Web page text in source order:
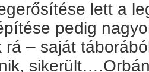
lett a
pedig
rá – saját